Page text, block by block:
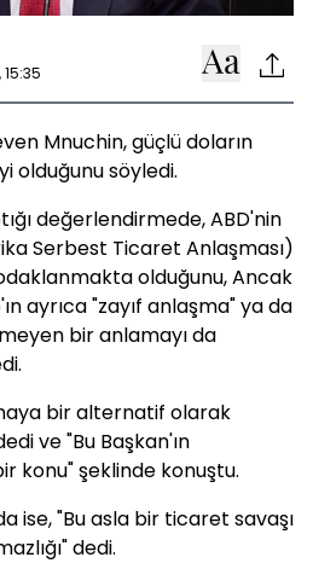
15:35
Mnuchin, güçlü doların
olduğunu söyledi.
değerlendirmede, ABD'nin
Serbest Ticaret Anlaşması)
olduğunu, Ancak
ayrıca "zayıf anlaşma" ya da
bir anlamayı da
bir alternatif olarak
ve "Bu Başkan'ın
konu" şeklinde konuştu.
ise, "Bu asla bir ticaret savaşı
dedi.